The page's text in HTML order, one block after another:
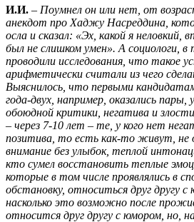
И.И. – Поумнел он или нет, от
анекдот про Хаджу Насреддина,
осла и сказал: «Эх, какой я неловкий,
был не слишком умен». А социологи, в
проводили исследования, что такое
арифметически считали из чего
Выяснилось, что первыми
года-двух, например, оказались
обоюдной критики, негатива и
– через 7-10 лет – те, у кого нет
позитива, то есть как-то живут, не
внимание без улыбок, теплой
кто сумел восстановить теплые
которые в том числе проявлялись в
обстановку, относиться друг другу
насколько это возможно после
относится друг другу с юмором, но,